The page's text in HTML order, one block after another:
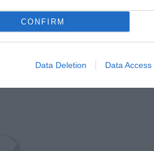
CONFIRM
Data Deletion Data Access
Wiltord vuole giocare